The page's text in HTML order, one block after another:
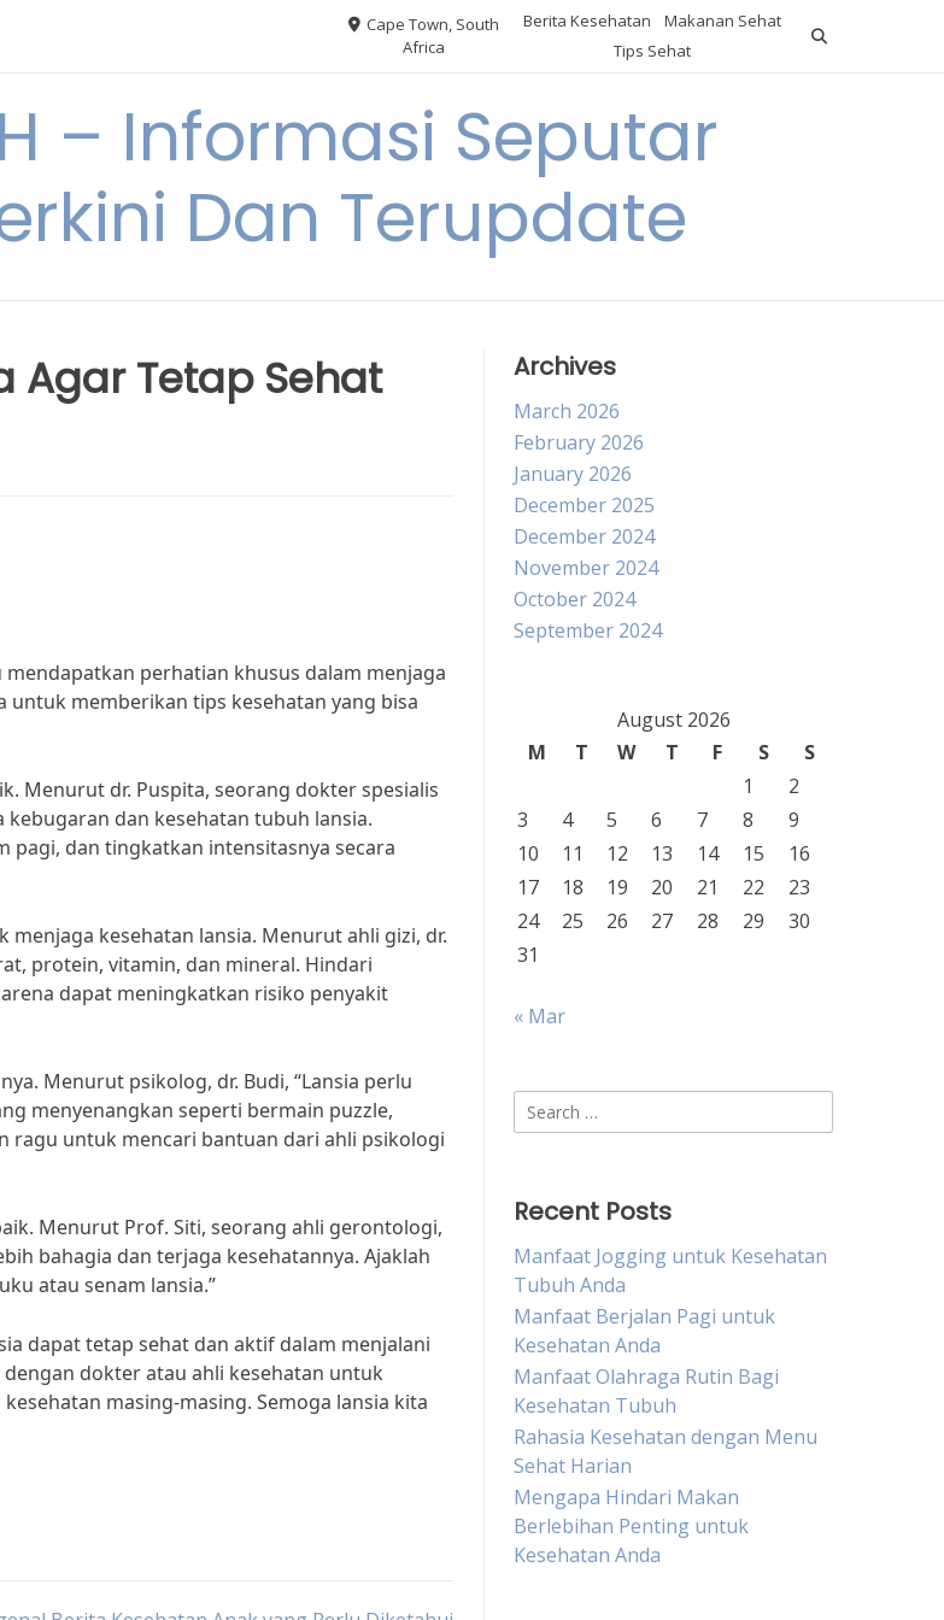
Cape Town, South
Africa
Berita Kesehatan
Makanan Sehat
Tips Sehat
– Informasi Seputar
Dan Terupdate
Agar Tetap Sehat
perhatian khusus dalam menjaga
memberikan tips kesehatan yang bisa
Menurut dr. Puspita, seorang dokter spesialis
dan kesehatan tubuh lansia.
pagi, dan tingkatkan intensitasnya secara
kesehatan lansia. Menurut ahli gizi, dr.
protein, vitamin, dan mineral. Hindari
dapat meningkatkan risiko penyakit
Menurut psikolog, dr. Budi, “Lansia perlu
menyenangkan seperti bermain puzzle,
ragu untuk mencari bantuan dari ahli psikologi
Menurut Prof. Siti, seorang ahli gerontologi,
bahagia dan terjaga kesehatannya. Ajaklah
atau senam lansia.”
dapat tetap sehat dan aktif dalam menjalani
dokter atau ahli kesehatan untuk
masing-masing. Semoga lansia kita
Archives
March 2026
February 2026
January 2026
December 2025
December 2024
November 2024
October 2024
September 2024
August 2026
M
T W T F S
S
1
2
3
4 5 6 7 8
9
10
11 12 13 14 15
16
17
18 19 20 21 22
23
24
25 26 27 28 29
30
31
« Mar
Search
for:
Recent Posts
Manfaat Jogging untuk Kesehatan
Tubuh Anda
Manfaat Berjalan Pagi untuk
Kesehatan Anda
Manfaat Olahraga Rutin Bagi
Kesehatan Tubuh
Rahasia Kesehatan dengan Menu
Sehat Harian
Mengapa Hindari Makan
Berlebihan Penting untuk
Kesehatan Anda